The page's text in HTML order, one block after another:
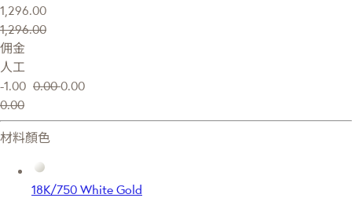
1,296.00
1,296.00
佣金
人工
-1.00 0.000.00
0.00
材料顏色
18K/750 White Gold